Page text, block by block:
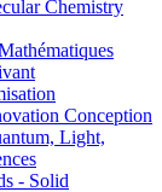
Chemistry
Conception
Light,
- Solid